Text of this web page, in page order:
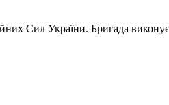
Сил України. Бригада